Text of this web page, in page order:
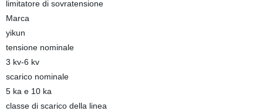
limitatore di sovratensione
Marca
yikun
tensione nominale
3 kv-6 kv
scarico nominale
5 ka e 10 ka
classe di scarico della linea